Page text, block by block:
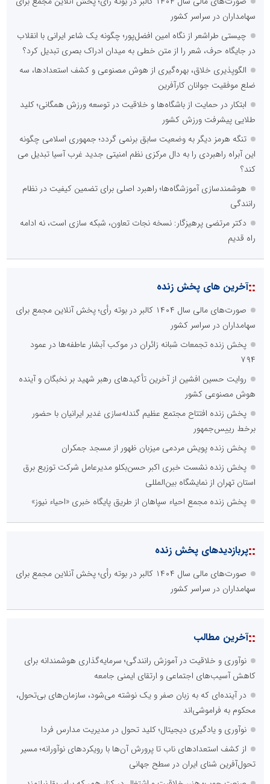
سهامداران در سراسر کشور
چیستی طراشعر از نگاه امین افضل‌پور؛ چگونه یک شاعر ایرانی با انقلاب
در جایگاه حرف، شعر را از متن خطی به میدان ادراک بصری تبدیل کرد؟
الگوپذیری خلاق، بهره‌گیری از هوش مصنوعی و کشف استعدادها، سه
ضلع موفقیت جوانان کارآفرین
ابتکار در حمایت از باشگاه‌ها و خلاقیت در توسعه ورزش همگانی؛ کلید
طلایی پیشرفت ورزش کشور
تنگه هرمز دیگر به وضعیت سابق برنمی گردد؛ جمهوری اسلامی چگونه
این آبراه راهبردی را به دال مرکزی نظم امنیتی جدید غرب آسیا تبدیل می
کند؟
هوشمندسازی آموزشگاه‌ها؛ راهبرد اصلی برای تضمین کیفیت در نظام
رانندگی
دکتر مرتضی پرهیزگار: نسخه نجات تعاون، شبکه سازی است، نه ادامه
راه قدیم
::آخرین های پخش زنده
صورت‌های مالی سال ۱۴۰۴ کالبر در بوته رأی؛ پخش آنلاین مجمع برای
سهامداران در سراسر کشور
پخش زنده تجمعات شبانه زائران در موکب آبشار عاطفه‌ها در عمود
۷۹۴
روایت حسین افشین از آخرین تأکیدهای رهبر شهید بر نخبگان و آینده
هوش مصنوعی کشور
پخش زنده افتتاح مجتمع عظیم گندله‌سازی غدیر ایرانیان با حضور
برخط رییس‌جمهور
پخش زنده پویش مردمی میزبان ظهور از مسجد جمکران
پخش زنده نشست خبری اکبر حسن‌بکلو مدیرعامل شرکت توزیع برق
استان تهران از نمایشگاه بین‌المللی
پخش زنده مجمع احیاء سپاهان از طریق پایگاه خبری «احیاء نیوز»
::پربازدیدهای پخش زنده
صورت‌های مالی سال ۱۴۰۴ کالبر در بوته رأی؛ پخش آنلاین مجمع برای
سهامداران در سراسر کشور
::آخرین مطالب
نوآوری و خلاقیت در آموزش رانندگی؛ سرمایه‌گذاری هوشمندانه برای
کاهش آسیب‌های اجتماعی و ارتقای ایمنی جامعه
در آینده‌ای که به زبان صفر و یک نوشته می‌شود، سازمان‌های بی‌تحول،
محکوم به فراموشی‌اند
نوآوری و یادگیری دیجیتال؛ کلید تحول در مدیریت مدارس فردا
از کشف استعدادهای ناب تا پرورش آن‌ها با رویکردهای نوآورانه؛ مسیر
تحول‌آفرین شنای ایران در سطح جهانی